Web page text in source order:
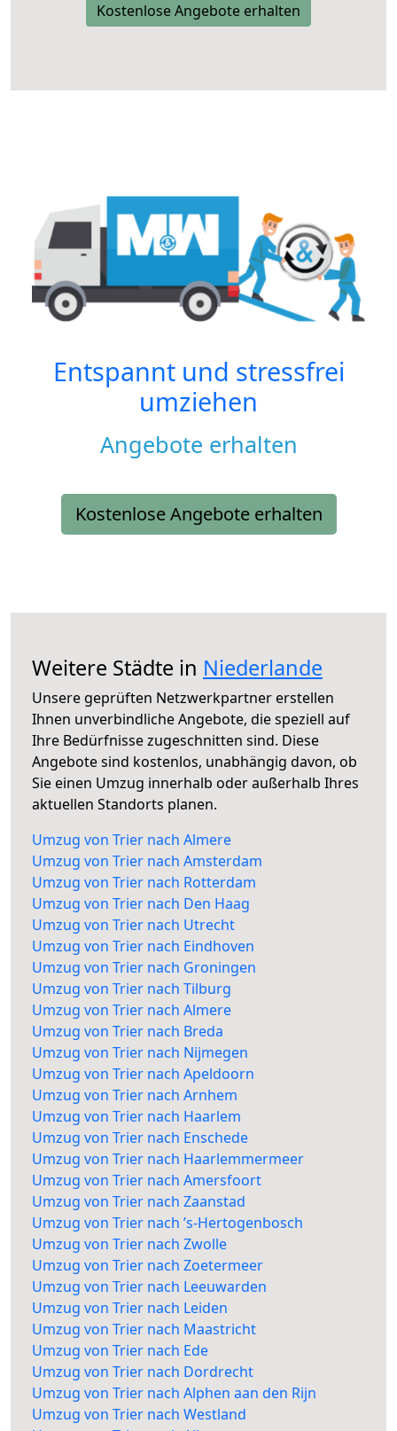
Kostenlose Angebote erhalten
Entspannt und stressfrei
umziehen
Angebote erhalten
Kostenlose Angebote erhalten
Weitere Städte in Niederlande
Unsere geprüften Netzwerkpartner erstellen
Ihnen unverbindliche Angebote, die speziell auf
Ihre Bedürfnisse zugeschnitten sind. Diese
Angebote sind kostenlos, unabhängig davon, ob
Sie einen Umzug innerhalb oder außerhalb Ihres
aktuellen Standorts planen.
Umzug von Trier nach Almere
Umzug von Trier nach Amsterdam
Umzug von Trier nach Rotterdam
Umzug von Trier nach Den Haag
Umzug von Trier nach Utrecht
Umzug von Trier nach Eindhoven
Umzug von Trier nach Groningen
Umzug von Trier nach Tilburg
Umzug von Trier nach Almere
Umzug von Trier nach Breda
Umzug von Trier nach Nijmegen
Umzug von Trier nach Apeldoorn
Umzug von Trier nach Arnhem
Umzug von Trier nach Haarlem
Umzug von Trier nach Enschede
Umzug von Trier nach Haarlemmermeer
Umzug von Trier nach Amersfoort
Umzug von Trier nach Zaanstad
Umzug von Trier nach ’s-Hertogenbosch
Umzug von Trier nach Zwolle
Umzug von Trier nach Zoetermeer
Umzug von Trier nach Leeuwarden
Umzug von Trier nach Leiden
Umzug von Trier nach Maastricht
Umzug von Trier nach Ede
Umzug von Trier nach Dordrecht
Umzug von Trier nach Alphen aan den Rijn
Umzug von Trier nach Westland